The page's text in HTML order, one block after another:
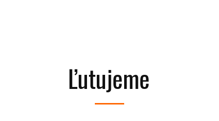
Ľutujeme